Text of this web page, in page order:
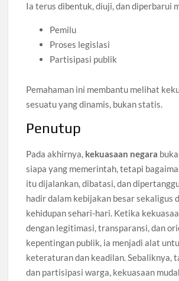
Ia terus dibentuk, diuji, dan diperbarui
Pemilu
Proses legislasi
Partisipasi publik
Pemahaman ini membantu melihat
sesuatu yang dinamis, bukan statis.
Penutup
Pada akhirnya, kekuasaan negara
siapa yang memerintah, tetapi
itu dijalankan, dibatasi, dan
hadir dalam kebijakan besar sekaligus
kehidupan sehari-hari. Ketika
dengan legitimasi, transparansi, dan
kepentingan publik, ia menjadi alat
keteraturan dan keadilan. Sebaliknya,
dan partisipasi warga, kekuasaan